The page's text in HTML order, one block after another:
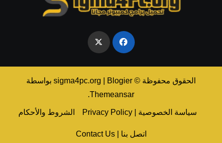
الحقوق محفوظة © sigma4pc.org Blogier
بواسطة
Themeansar
.
سياسة الخصوصية | Privacy Policy الشروط والأحكام
اتصل بنا | Contact Us